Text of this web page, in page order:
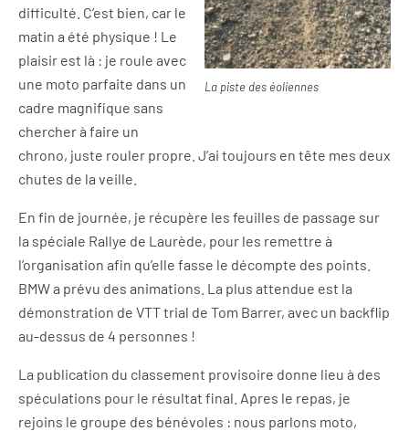
La piste des éoliennes
difficulté. C’est bien, car le
matin a été physique ! Le
plaisir est là : je roule avec
une moto parfaite dans un
cadre magnifique sans
chercher à faire un
chrono, juste rouler propre. J’ai toujours en tête mes deux
chutes de la veille.
En fin de journée, je récupère les feuilles de passage sur
la spéciale Rallye de Laurède, pour les remettre à
l’organisation afin qu’elle fasse le décompte des points.
BMW a prévu des animations. La plus attendue est la
démonstration de VTT trial de Tom Barrer, avec un backflip
au-dessus de 4 personnes !
La publication du classement provisoire donne lieu à des
spéculations pour le résultat final. Apres le repas, je
rejoins le groupe des bénévoles : nous parlons moto,